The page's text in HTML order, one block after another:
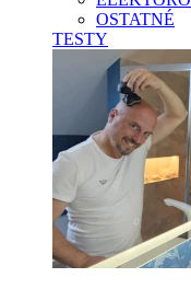
OSTATNÉ
TESTY